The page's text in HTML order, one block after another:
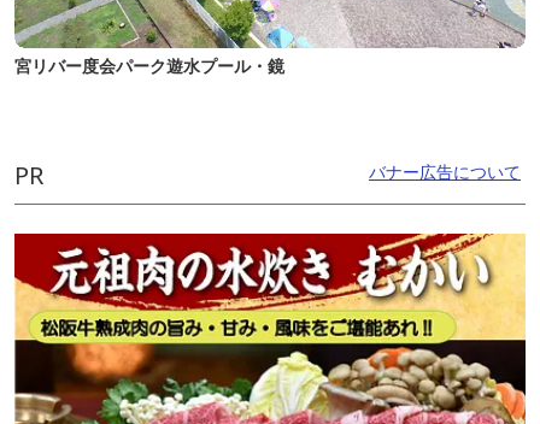
宮リバー度会パーク遊水プール・鏡
PR バナー広告について